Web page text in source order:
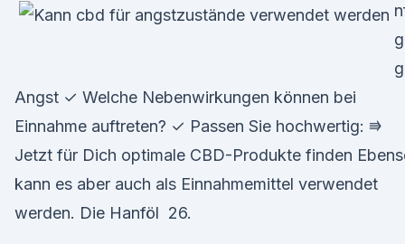
Angst ✓ Welche Nebenwirkungen können bei
Einnahme auftreten? ✓ Passen Sie hochwertig: ⭆
Jetzt für Dich optimale CBD-Produkte finden
kann es aber auch als Einnahmemittel verwendet
werden. Die Hanföl 26.